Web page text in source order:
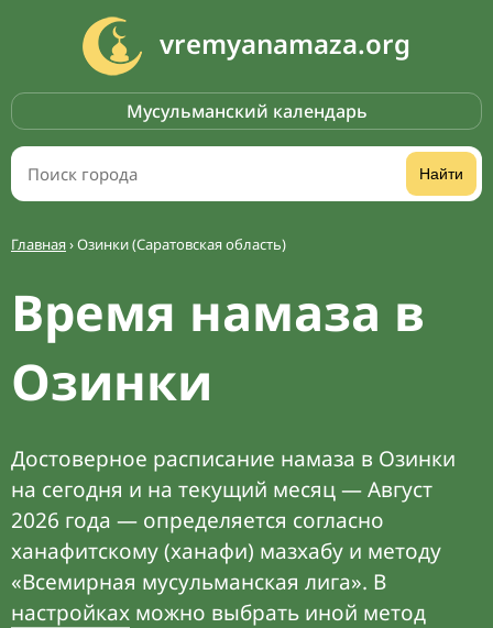
vremyanamaza.org
Мусульманский календарь
Найти
Главная›Озинки (Саратовская область)
Время намаза в
Озинки
Достоверное расписание намаза в Озинки
на сегодня и на текущий месяц — Август
2026 года — определяется согласно
ханафитскому (ханафи) мазхабу и методу
«Всемирная мусульманская лига». В
настройках можно выбрать иной метод